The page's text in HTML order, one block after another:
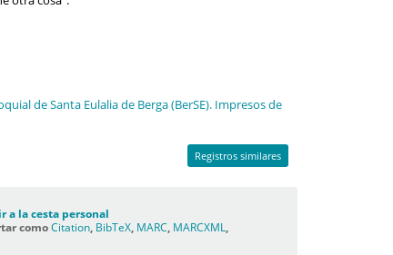
de Santa Eulalia de Berga (BerSE). Impresos de
Registros similares
a la cesta personal
comoCitation BibTeX MARC MARCXML